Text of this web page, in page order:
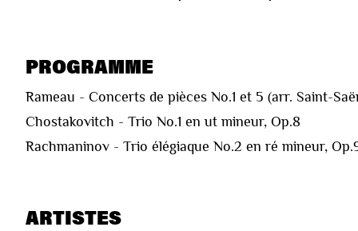
PROGRAMME
Rameau - Concerts de pièces No.1 et 5 (arr. Saint-
Chostakovitch - Trio No.1 en ut mineur, Op.8
Rachmaninov - Trio élégiaque No.2 en ré mineur,
ARTISTES